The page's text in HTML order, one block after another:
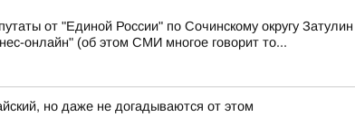
от "Единой России" по Сочинскому округу
онлайн" (об этом СМИ многое говорит то...
но даже не догадываются от этом